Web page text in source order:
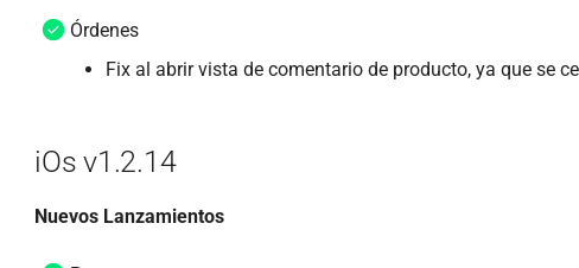
Órdenes
Fix al abrir vista de comentario de producto, ya que se
iOs v1.2.14
Nuevos Lanzamientos